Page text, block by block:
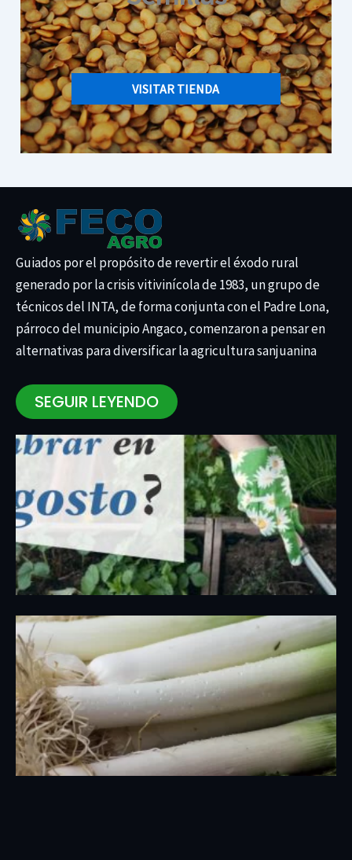
VISITAR TIENDA
Guiados por el propósito de revertir el éxodo rural
generado por la crisis vitivinícola de 1983, un grupo de
técnicos del INTA, de forma conjunta con el Padre Lona,
párroco del municipio Angaco, comenzaron a pensar en
alternativas para diversificar la agricultura sanjuanina
SEGUIR LEYENDO